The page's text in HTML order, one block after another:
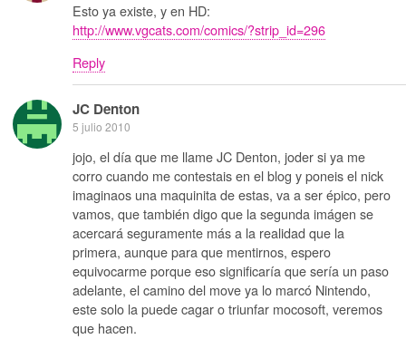
Esto ya existe, y en HD:
http://www.vgcats.com/comics/?strip_id=296
Reply
JC Denton
5 julio 2010
jojo, el día que me llame JC Denton, joder si ya me
corro cuando me contestais en el blog y poneis el nick
imaginaos una maquinita de estas, va a ser épico, pero
vamos, que también digo que la segunda imágen se
acercará seguramente más a la realidad que la
primera, aunque para que mentirnos, espero
equivocarme porque eso significaría que sería un paso
adelante, el camino del move ya lo marcó Nintendo,
este solo la puede cagar o triunfar mocosoft, veremos
que hacen.